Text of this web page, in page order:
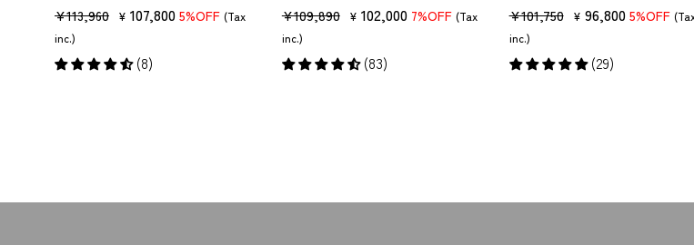
大自然の中で、焚き火をしながらコーヒーを飲んだり・ご飯を作って食べたり・本を読んだり・星空を眺めたり……そん
しかし、キャンプ場が混んでいて周囲にたくさんのキャンパーがいては、人の視線が気になって落ち着きません。 かといっ
販
売
価
¥113,960 セ
ル
¥ 107,800 5%OFF (Tax
inc.)
(8)
販
売
価
¥109,890 セ
ル
¥ 102,000 7%OFF (Tax
inc.)
(83)
販
売
価
¥101,750 セ
ル
¥ 96,800 5%OFF
inc.)
(29)